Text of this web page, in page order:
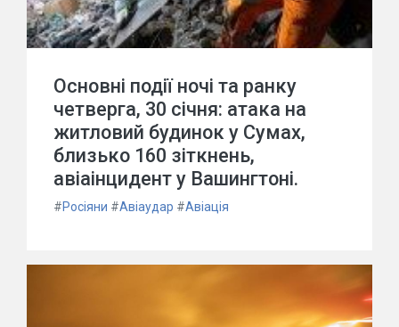
Основні події ночі та ранку
четверга, 30 січня: атака на
житловий будинок у Сумах,
близько 160 зіткнень,
авіаінцидент у Вашингтоні.
#Росіяни #Авіаудар #Авіація